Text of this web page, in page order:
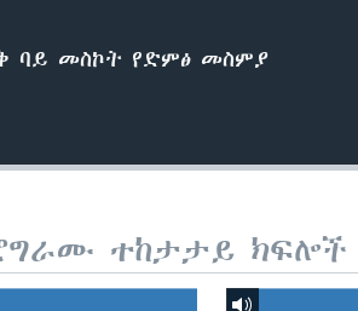
ባይ መስኮት የድምፅ መስምያ
ተከታታይ ክፍሎች